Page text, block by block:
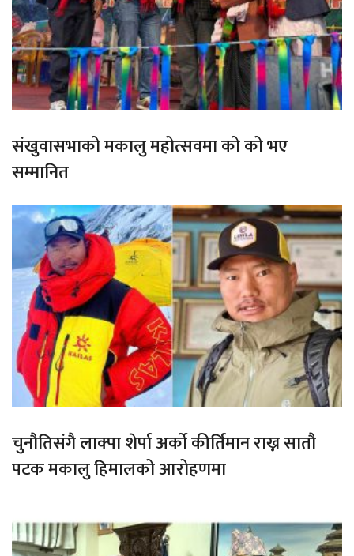
संखुवासभाको मकालु महोत्सवमा को को भए
सम्मानित
चुनौतिसंगै लाक्पा शेर्पा अर्को कीर्तिमान राख्न सातौ
पटक मकालु हिमालको आरोहणमा